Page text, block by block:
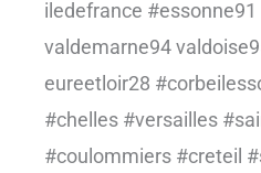
iledefrance
valdemarne94
eureetloir28
#chelles #versailles
#coulommiers #creteil